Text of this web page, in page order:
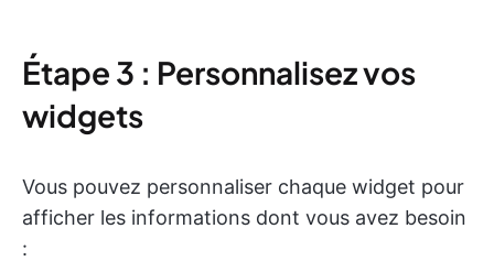
Étape 3 : Personnalisez vos
widgets
Vous pouvez personnaliser chaque widget pour
afficher les informations dont vous avez besoin
: